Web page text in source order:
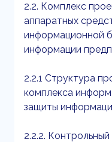
2.2. Комплекс
аппаратных
информационной
информации
2.2.1 Структура
комплекса
защиты
2.2.2.